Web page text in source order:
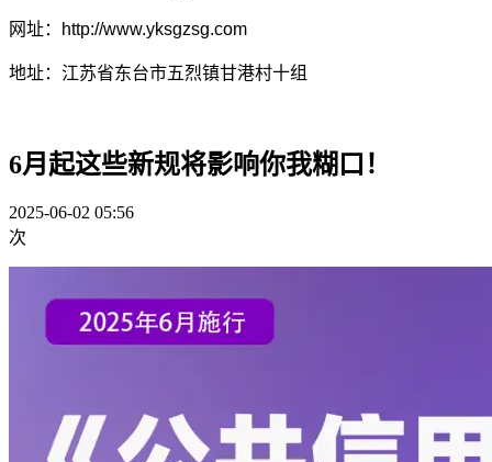
网址：http://www.yksgzsg.com
地址：江苏省东台市五烈镇甘港村十组
6月起这些新规将影响你我糊口！
2025-06-02 05:56
次